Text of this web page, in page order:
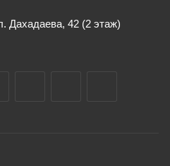
Дахадаева, 42 (2 этаж)